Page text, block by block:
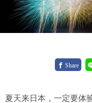
Share
夏天来日本，一定要体